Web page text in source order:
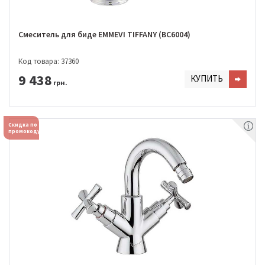
Смеситель для биде EMMEVI TIFFANY (BC6004)
Код товара: 37360
9 438 грн. КУПИТЬ
Скидка по
промокоду